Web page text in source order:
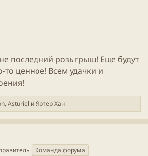
последний розыгрыш! Еще будут
то ценное! Всем удачки и
, Asturiel иЯртер Хан
Команда форума